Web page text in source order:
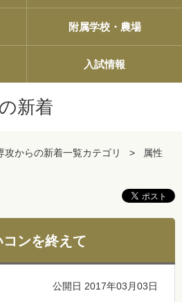
附属学校・農場
入試情報
新着
攻からの新着一覧カテゴリ
属性
ンを終えて
公開日 2017年03月03日